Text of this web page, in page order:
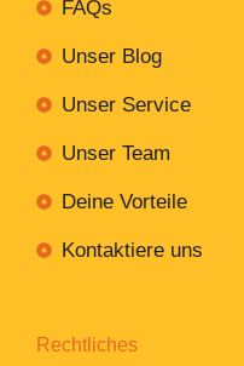
FAQs
Unser Blog
Unser Service
Unser Team
Deine Vorteile
Kontaktiere uns
Rechtliches